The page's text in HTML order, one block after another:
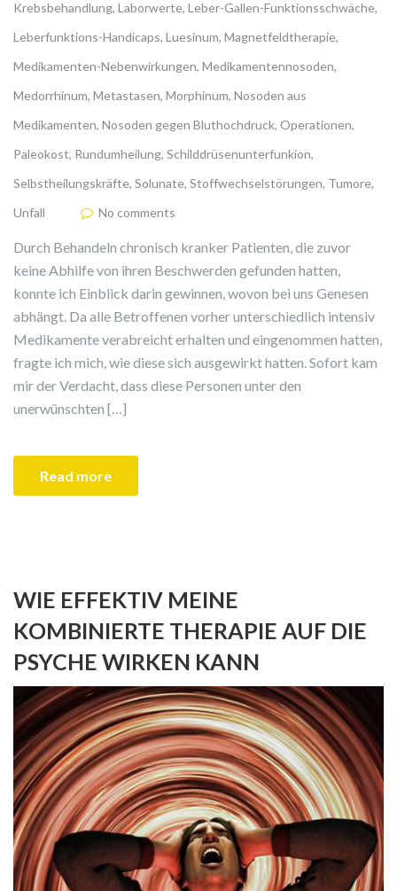
Krebsbehandlung, Laborwerte, Leber-Gallen-Funktionsschwäche,
Leberfunktions-Handicaps, Luesinum, Magnetfeldtherapie,
Medikamenten-Nebenwirkungen, Medikamentennosoden,
Medorrhinum, Metastasen, Morphinum, Nosoden aus
Medikamenten, Nosoden gegen Bluthochdruck, Operationen,
Paleokost, Rundumheilung, Schilddrüsenunterfunkion,
Selbstheilungskräfte, Solunate, Stoffwechselstörungen, Tumore,
Unfall
No comments
Durch Behandeln chronisch kranker Patienten, die zuvor
keine Abhilfe von ihren Beschwerden gefunden hatten,
konnte ich Einblick darin gewinnen, wovon bei uns Genesen
abhängt. Da alle Betroffenen vorher unterschiedlich intensiv
Medikamente verabreicht erhalten und eingenommen hatten,
fragte ich mich, wie diese sich ausgewirkt hatten. Sofort kam
mir der Verdacht, dass diese Personen unter den
unerwünschten […]
Read more
WIE EFFEKTIV MEINE
KOMBINIERTE THERAPIE AUF DIE
PSYCHE WIRKEN KANN